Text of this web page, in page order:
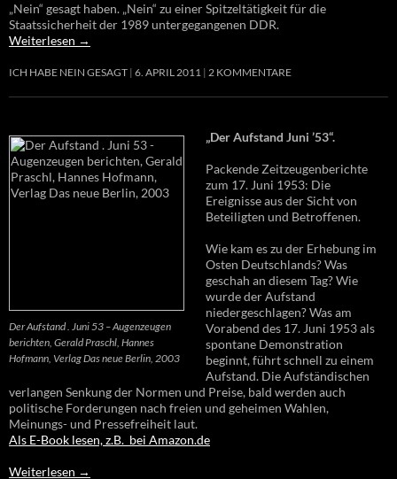
„Nein“ gesagt haben. „Nein“ zu einer Spitzeltätigkeit für die
Staatssicherheit der 1989 untergegangenen DDR.
Weiterlesen →
ICH HABE NEIN GESAGT 6. APRIL 2011 2 KOMMENTARE
Der Aufstand . Juni 53 – Augenzeugen
berichten, Gerald Praschl, Hannes
Hofmann, Verlag Das neue Berlin, 2003
„Der Aufstand Juni ’53“.
Packende Zeitzeugenberichte
zum 17. Juni 1953: Die
Ereignisse aus der Sicht von
Beteiligten und Betroffenen.
Wie kam es zu der Erhebung im
Osten Deutschlands? Was
geschah an diesem Tag? Wie
wurde der Aufstand
niedergeschlagen? Was am
Vorabend des 17. Juni 1953 als
spontane Demonstration
beginnt, führt schnell zu einem
Aufstand. Die Aufständischen
verlangen Senkung der Normen und Preise, bald werden auch
politische Forderungen nach freien und geheimen Wahlen,
Meinungs- und Pressefreiheit laut.
Als E-Book lesen, z.B. bei Amazon.de
Weiterlesen →